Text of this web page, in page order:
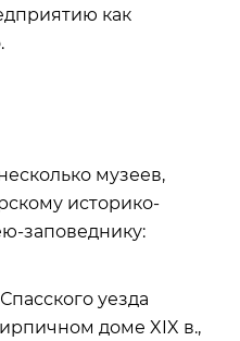
как
музеев,
историко-
заповеднику:
уезда
доме XIX в.,